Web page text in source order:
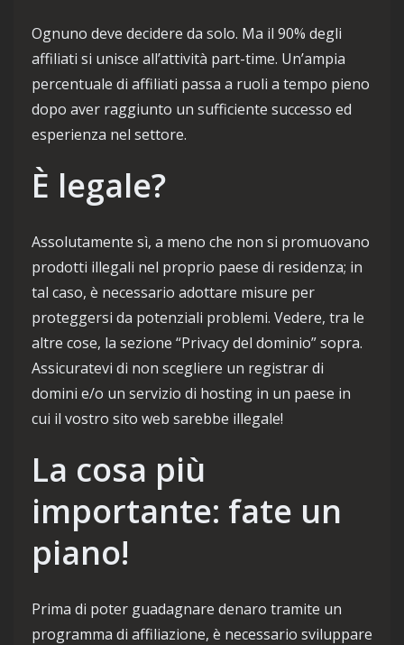
Ognuno deve decidere da solo. Ma il 90% degli
affiliati si unisce all’attività part-time. Un’ampia
percentuale di affiliati passa a ruoli a tempo pieno
dopo aver raggiunto un sufficiente successo ed
esperienza nel settore.
È legale?
Assolutamente sì, a meno che non si promuovano
prodotti illegali nel proprio paese di residenza; in
tal caso, è necessario adottare misure per
proteggersi da potenziali problemi. Vedere, tra le
altre cose, la sezione “Privacy del dominio” sopra.
Assicuratevi di non scegliere un registrar di
domini e/o un servizio di hosting in un paese in
cui il vostro sito web sarebbe illegale!
La cosa più
importante: fate un
piano!
Prima di poter guadagnare denaro tramite un
programma di affiliazione, è necessario sviluppare